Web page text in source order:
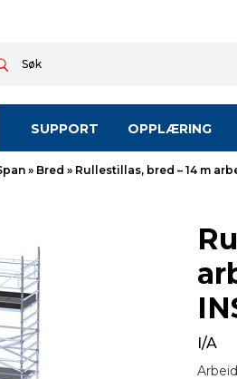
SUPPORT OPPLÆRING
» Bred » Rullestillas, bred – 14 m
I/A